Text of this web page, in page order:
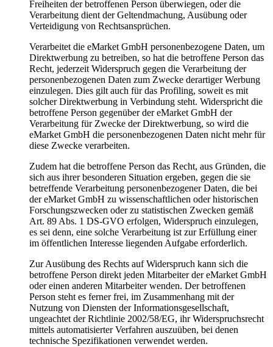
Freiheiten der betroffenen Person überwiegen, oder die
Verarbeitung dient der Geltendmachung, Ausübung oder
Verteidigung von Rechtsansprüchen.
Verarbeitet die eMarket GmbH personenbezogene Daten, um
Direktwerbung zu betreiben, so hat die betroffene Person das
Recht, jederzeit Widerspruch gegen die Verarbeitung der
personenbezogenen Daten zum Zwecke derartiger Werbung
einzulegen. Dies gilt auch für das Profiling, soweit es mit
solcher Direktwerbung in Verbindung steht. Widerspricht die
betroffene Person gegenüber der eMarket GmbH der
Verarbeitung für Zwecke der Direktwerbung, so wird die
eMarket GmbH die personenbezogenen Daten nicht mehr für
diese Zwecke verarbeiten.
Zudem hat die betroffene Person das Recht, aus Gründen, die
sich aus ihrer besonderen Situation ergeben, gegen die sie
betreffende Verarbeitung personenbezogener Daten, die bei
der eMarket GmbH zu wissenschaftlichen oder historischen
Forschungszwecken oder zu statistischen Zwecken gemäß
Art. 89 Abs. 1 DS-GVO erfolgen, Widerspruch einzulegen,
es sei denn, eine solche Verarbeitung ist zur Erfüllung einer
im öffentlichen Interesse liegenden Aufgabe erforderlich.
Zur Ausübung des Rechts auf Widerspruch kann sich die
betroffene Person direkt jeden Mitarbeiter der eMarket GmbH
oder einen anderen Mitarbeiter wenden. Der betroffenen
Person steht es ferner frei, im Zusammenhang mit der
Nutzung von Diensten der Informationsgesellschaft,
ungeachtet der Richtlinie 2002/58/EG, ihr Widerspruchsrecht
mittels automatisierter Verfahren auszuüben, bei denen
technische Spezifikationen verwendet werden.